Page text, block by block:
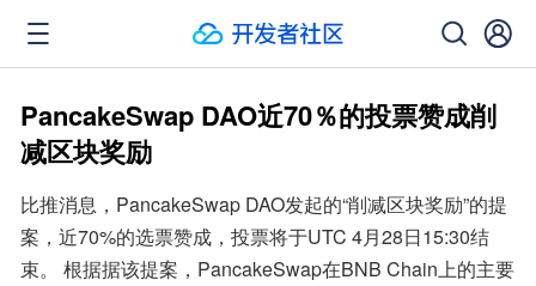
PancakeSwap DAO近70％的投票赞成削
减区块奖励
比推消息，PancakeSwap DAO发起的“削减区块奖励”的提
案，近70%的选票赞成，投票将于UTC 4月28日15:30结
束。 根据据该提案，PancakeSwap在BNB Chain上的主要